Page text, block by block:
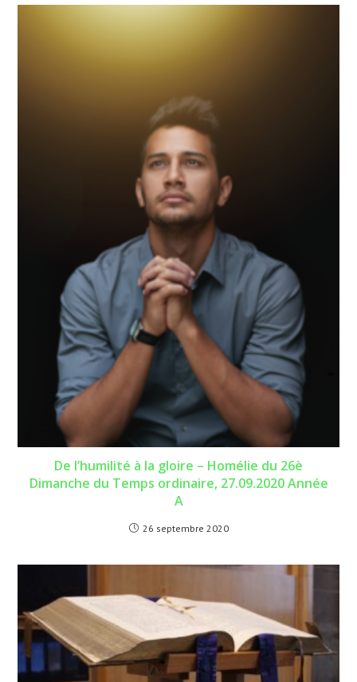
De l’humilité à la gloire – Homélie du 26è
Dimanche du Temps ordinaire, 27.09.2020 Année
A
26 septembre 2020